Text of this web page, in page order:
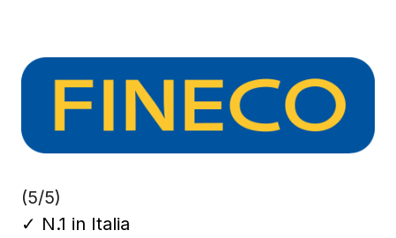
(5/5)
✓ N.1 in Italia